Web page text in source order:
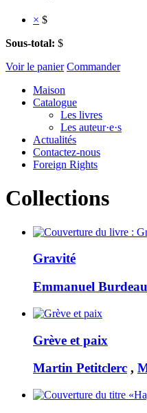
× $
Sous-total: $
Voir le panier Commander
Maison
Catalogue
Les livres
Les auteur·e·s
Actualités
Contactez-nous
Foreign Rights
Collections
Gravité
Emmanuel Burdeau
Grève et paix
Martin Petitclerc ,